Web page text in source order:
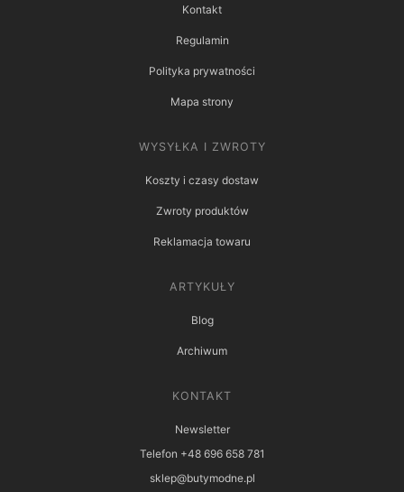
Kontakt
Regulamin
Polityka prywatności
Mapa strony
WYSYŁKA I ZWROTY
Koszty i czasy dostaw
Zwroty produktów
Reklamacja towaru
ARTYKUŁY
Blog
Archiwum
KONTAKT
Newsletter
Telefon +48 696 658 781
sklep@butymodne.pl